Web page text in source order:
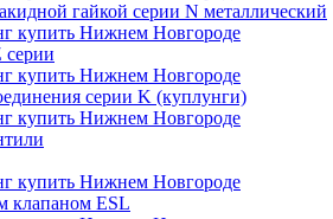
гайкой серии N металлический
серии
серии K (куплунги)
клапаном ESL